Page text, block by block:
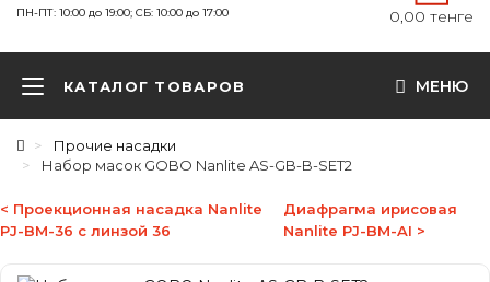
ПН-ПТ: 10:00 до 19:00; СБ: 10:00 до 17:00 0,00 тенге
КАТАЛОГ ТОВАРОВ МЕНЮ
Прочие насадки
Набор масок GOBO Nanlite AS-GB-B-SET2
< Проекционная насадка Nanlite
PJ-BM-36 с линзой 36
Диафрагма ирисовая
Nanlite PJ-BM-AI >